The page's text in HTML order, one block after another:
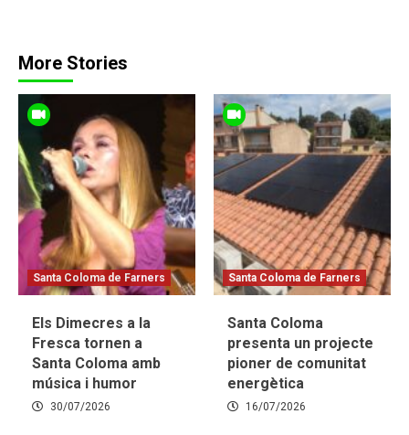
More Stories
Santa Coloma de Farners
Els Dimecres a la
Fresca tornen a
Santa Coloma amb
música i humor
30/07/2026
Santa Coloma de Farners
Santa Coloma
presenta un projecte
pioner de comunitat
energètica
16/07/2026